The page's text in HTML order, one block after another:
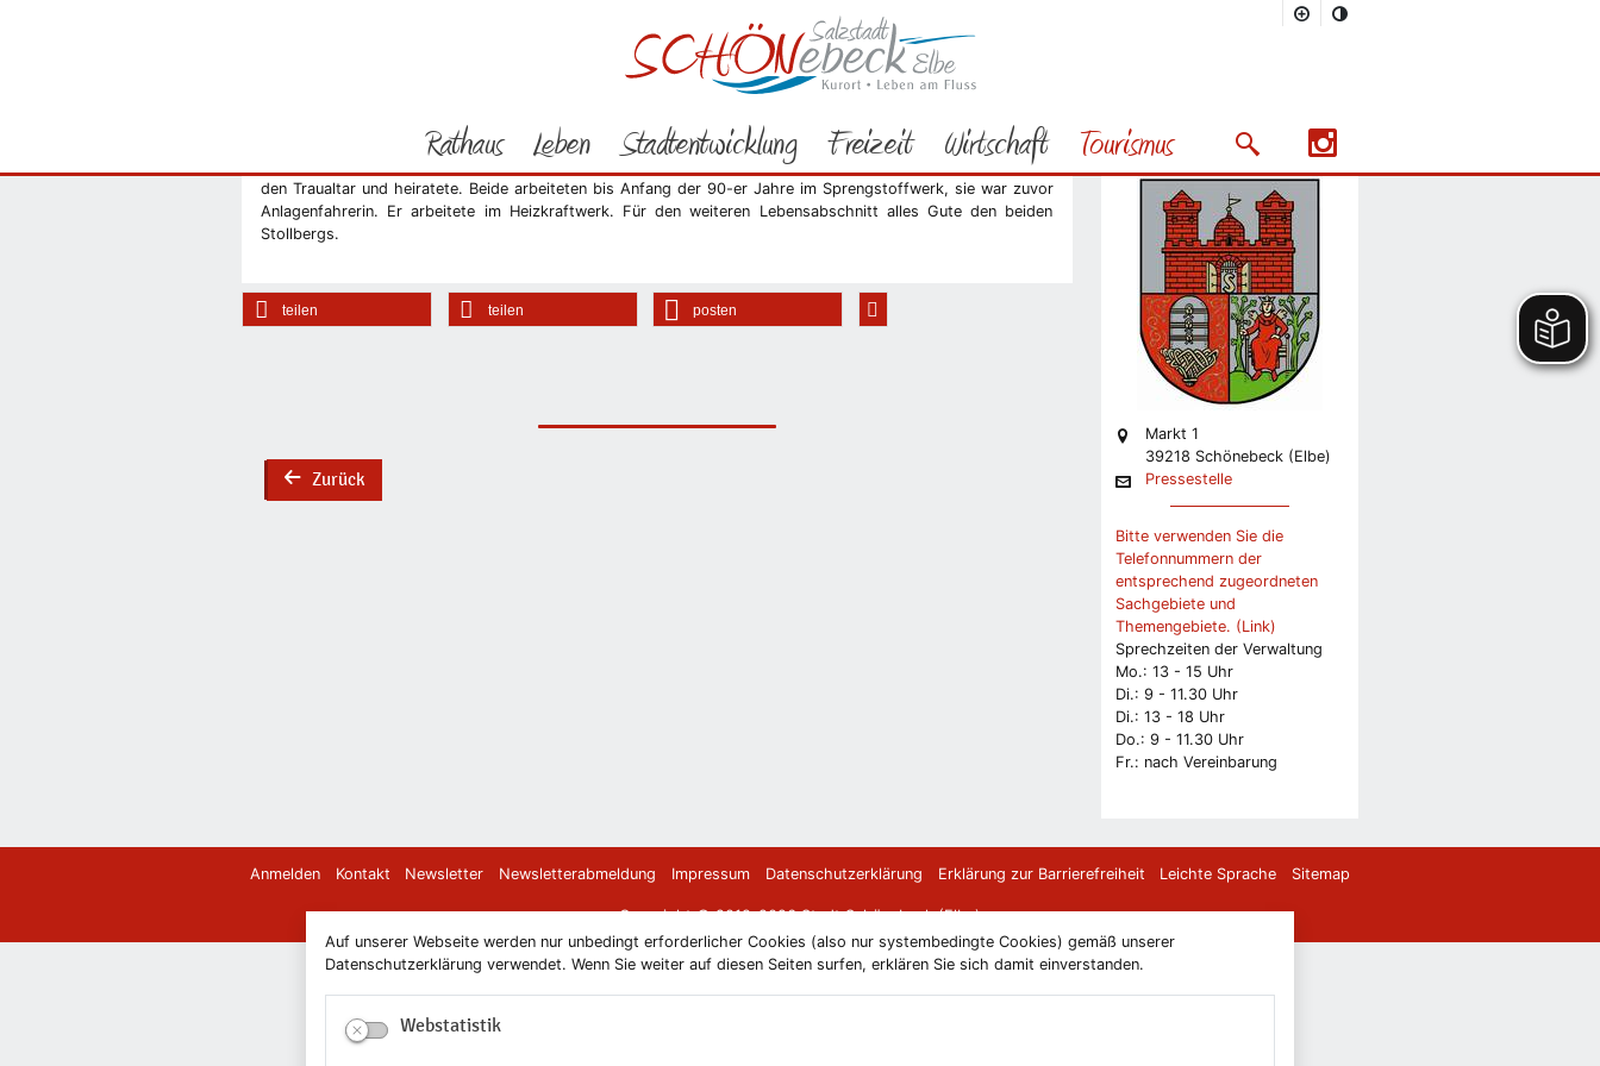
Auf unserer Webseite werden nur unbedingt erforderlicher Cookies (also nur systembedingte Cookies) gemäß unserer
Datenschutzerklärung verwendet. Wenn Sie weiter auf diesen Seiten surfen, erklären Sie sich damit einverstanden.
Webstatistik
Rathaus Leben Stadtentwicklung Freizeit Wirtschaft Tourismus Suchmaske öffnen/schließen
Vorheriges Bild Nächstes Bild
Bürgerservice Aktuelles 2011
Dieter und Anni Stollberg feierten Goldene Hochzeit
nachträglich zum Fest der Goldenen Hochzeit zu gratulieren. Kennen gelernt hatten es sich beim Tanz im
Stadtcafé Magdeburg im Februar 1961. Schon wenige Monate später trat das junge Glück in Schönebeck vor
den Traualtar und heiratete. Beide arbeiteten bis Anfang der 90-er Jahre im Sprengstoffwerk, sie war zuvor
Anlagenfahrerin. Er arbeitete im Heizkraftwerk. Für den weiteren Lebensabschnitt alles Gute den beiden
Stollbergs.
teilen teilen posten
backZurück
Stabsstelle Presse und
Präsentation
Markt 1
39218 Schönebeck (Elbe)
Pressestelle
Bitte verwenden Sie die
Telefonnummern der
entsprechend zugeordneten
Sachgebiete und
Themengebiete. (Link)
Sprechzeiten der Verwaltung
Mo.: 13 - 15 Uhr
Di.: 9 - 11.30 Uhr
Di.: 13 - 18 Uhr
Do.: 9 - 11.30 Uhr
Fr.: nach Vereinbarung
Anmelden Kontakt Newsletter Newsletterabmeldung Impressum Datenschutzerklärung Erklärung zur Barrierefreiheit Leichte Sprache Sitemap
Copyright © 2019-2026 Stadt Schönebeck (Elbe)